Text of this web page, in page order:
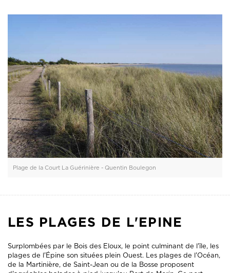
Plage de la Court La Guérinière - Quentin Boulegon
LES PLAGES DE L'EPINE
Surplombées par le Bois des Eloux, le point culminant de l'île, les
plages de l'Épine son situées plein Ouest. Les plages de l'Océan,
de la Martinière, de Saint-Jean ou de la Bosse proposent